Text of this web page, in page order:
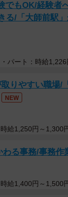
受けるときも、
ョッキングなニ
になるという研
日食べているけ
を控えたら仕事
以上食べると死
、研究を担当し
でもOK/経験者
る/「大師前駅
パート：時給1,226
りやすい職場/
NEW
給1,250円～1,300
る事務/事務作
給1,400円～1,500